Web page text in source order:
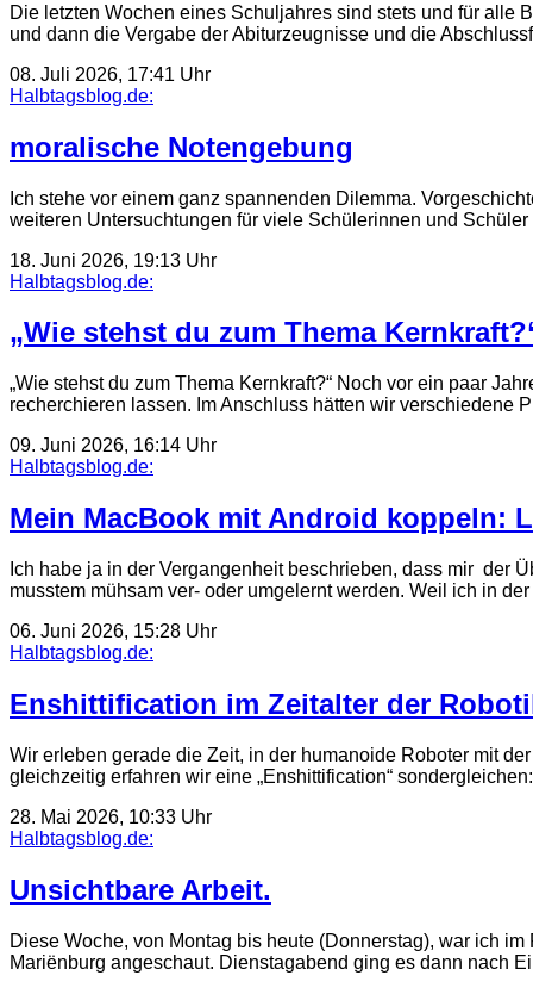
Die letzten Wochen eines Schuljahres sind stets und für alle
und dann die Vergabe der Abiturzeugnisse und die
08. Juli 2026, 17:41 Uhr
Halbtagsblog.de:
moralische Notengebung
Ich stehe vor einem ganz spannenden Dilemma.
weiteren Untersuchtungen für viele Schülerinnen und
18. Juni 2026, 19:13 Uhr
Halbtagsblog.de:
„Wie stehst du zum Thema
„Wie stehst du zum Thema Kernkraft?“ Noch vor ein paar
recherchieren lassen. Im Anschluss hätten wir verschiedene
09. Juni 2026, 16:14 Uhr
Halbtagsblog.de:
Mein MacBook mit Android koppeln:
Ich habe ja in der Vergangenheit beschrieben, dass mir der
musstem mühsam ver- oder umgelernt werden. Weil ich in
06. Juni 2026, 15:28 Uhr
Halbtagsblog.de:
Enshittification im Zeitalter der
Wir erleben gerade die Zeit, in der humanoide Roboter mit
gleichzeitig erfahren wir eine „Enshittification“
28. Mai 2026, 10:33 Uhr
Halbtagsblog.de:
Unsichtbare Arbeit.
Diese Woche, von Montag bis heute (Donnerstag), war ich
Mariënburg angeschaut. Dienstagabend ging es dann nach